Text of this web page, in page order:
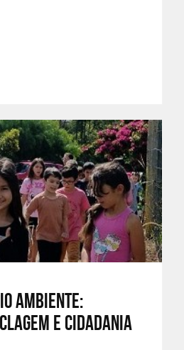
AMBIENTE:
e Cidadania